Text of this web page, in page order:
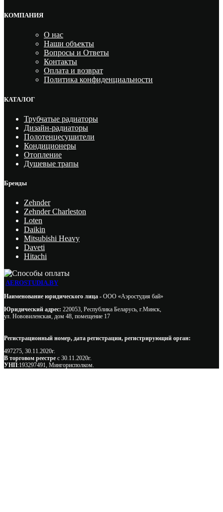
КОМПАНИЯ
О нас
Наши объекты
Вопросы и Ответы
Контакты
Оплата и возврат
Политика конфиденциальности
КАТАЛОГ
Трубчатые радиаторы
Дизайн-радиаторы
Полотенцесушители
Кондиционеры
Отопление
Душевые трапы
Бренды
Zehnder
Zehnder Charleston
Loten
Daikin
Mitsubishi Heavy
Daveti
Hitachi
AEROSTUDIA.BY
Наименование юридического лица - ООО «Аэростудия бай»
Юридический адрес: 220053, Республика Беларусь, г.Минск,
ул. Нововиленская, дом 48, помещение 17
Регистрационный номер, дата регистрации, регистрирующий орган:
497275, 30.11.2020г.
В торговом реестре с 30.11.2020г.
УНП:193297491, Мингорисполком.